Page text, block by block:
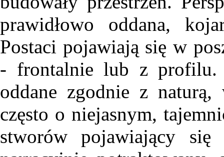
prawidłowo oddana,
Postaci pojawiają się w
- frontalnie lub z profilu.
oddane zgodnie z
często o niejasnym,
stworów pojawiający